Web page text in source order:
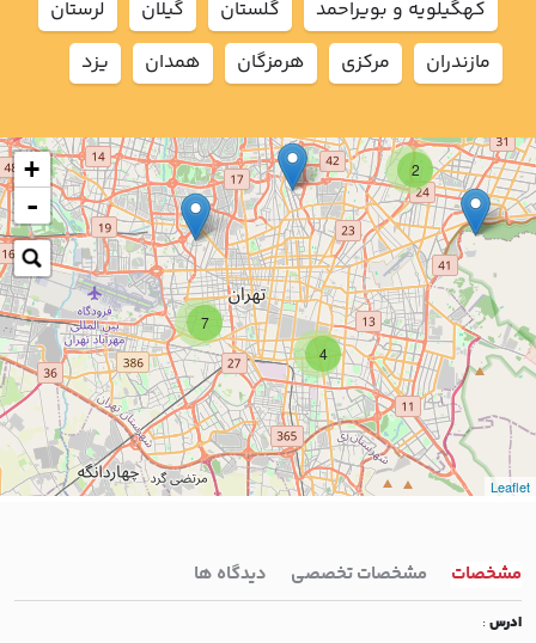
7
2
4
+
-
Leaflet
كهگيلويه و بويراحمد
گلستان گيلان
لرستان
مازندران
مركزي هرمزگان همدان يزد
مشخصات مشخصات تخصصی دیدگاه ها
ادرس: